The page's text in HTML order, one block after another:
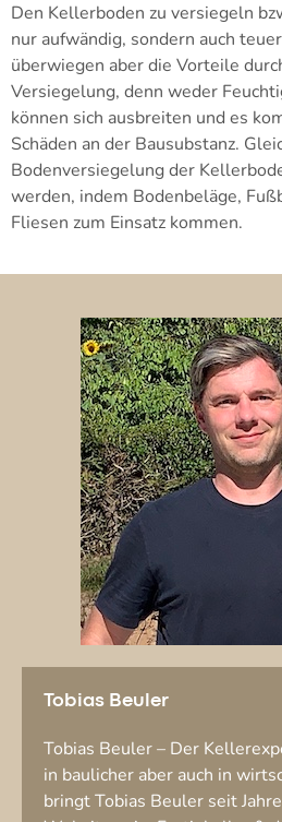
Den Kellerboden zu versiegeln
nur aufwändig, sondern auch
überwiegen aber die Vorteile
Versiegelung, denn weder
können sich ausbreiten und es
Schäden an der Bausubstanz.
Bodenversiegelung der
werden, indem Bodenbeläge,
Fliesen zum Einsatz kommen.
Tobias Beuler
Tobias Beuler – Der
in baulicher aber auch in
bringt Tobias Beuler seit